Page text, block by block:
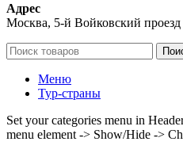
Адрес
Москва, 5-й Войковский
Меню
Тур-страны
Set your categories menu in
menu element -> Show/Hide ->